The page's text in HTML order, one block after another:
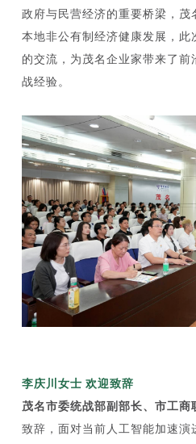
政府与民营经济的重要桥梁，茂
本地非公有制经济健康发展，此
的交流，为茂名企业家带来了
战经验。
李庆川女士 欢迎致辞
茂名市委统战部副部长、市工商
致辞，面对当前人工智能加速演